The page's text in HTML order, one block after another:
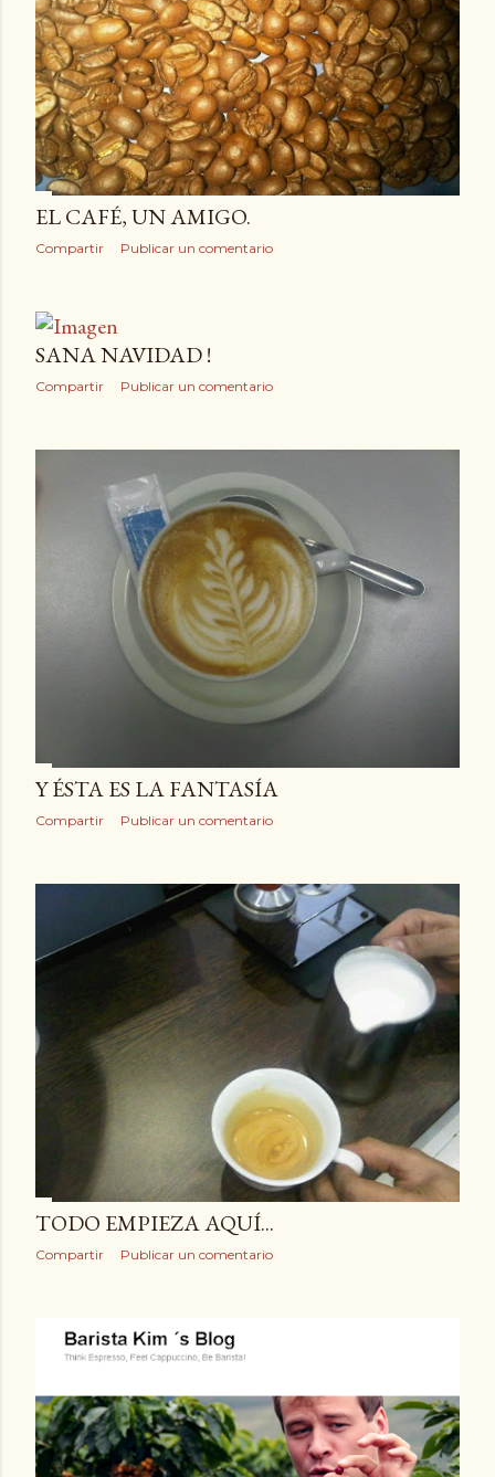
EL CAFÉ, UN AMIGO.
SANA NAVIDAD !
Y ÉSTA ES LA FANTASÍA
TODO EMPIEZA AQUÍ...